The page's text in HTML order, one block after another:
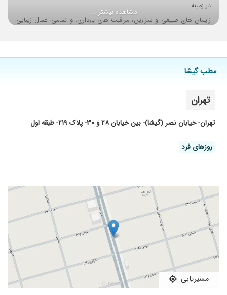
در زمینه
زایمان های طبیعی و سزارین، مراقبت های بارداری. و تمامی اعمال زیبایی
مشاهده بیشتر ...
مطب گیشا
تهران
تهران- خیابان نصر (گیشا)- بین خیابان ۲۸ و ۳۰- پلاک ۲۱۹- طبقه اول
روز‌های فرد
مسیریابی